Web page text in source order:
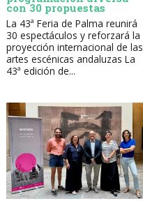
con 30 propuestas
La 43ª Feria de Palma reunirá
30 espectáculos y reforzará la
proyección internacional de las
artes escénicas andaluzas La
43ª edición de...